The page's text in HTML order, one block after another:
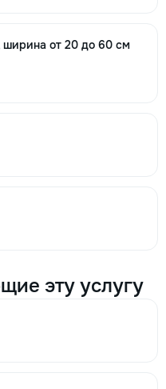
ширина от 20 до 60 см
эту услугу